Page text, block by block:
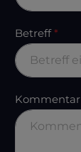
Betreff*
Kommentar